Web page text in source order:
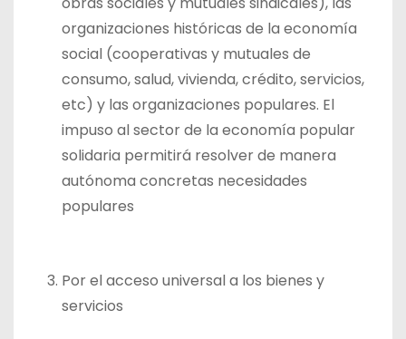
organizaciones históricas de la economía
social (cooperativas y mutuales de
consumo, salud, vivienda, crédito, servicios,
etc) y las organizaciones populares. El
impuso al sector de la economía popular
solidaria permitirá resolver de manera
autónoma concretas necesidades
populares
Por el acceso universal a los bienes y
servicios